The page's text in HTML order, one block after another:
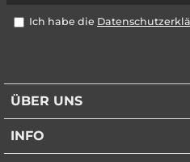
Ich habe die
ÜBER UNS
INFO